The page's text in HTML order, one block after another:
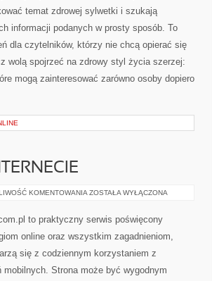
temat zdrowej sylwetki i szukają
informacji podanych w prosty sposób. To
dla czytelników, którzy nie chcą opierać się
wolą spojrzeć na zdrowy styl życia szerzej:
mogą zainteresować zarówno osoby dopiero
KOMENTOWANIA NOWINKI
INTERNECIE
ZOSTAŁA WYŁĄCZONA
to praktyczny serwis poświęcony
online oraz wszystkim zagadnieniom,
się z codziennym korzystaniem z
mobilnych. Strona może być wygodnym